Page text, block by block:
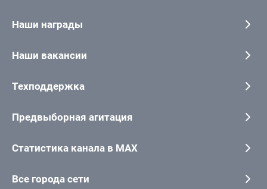
Наши награды
Наши вакансии
Техподдержка
Предвыборная агитация
Статистика канала в MAX
Все города сети